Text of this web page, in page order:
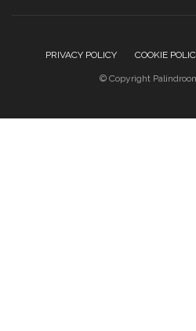
PRIVACY POLICY COOKIE
© Copyright